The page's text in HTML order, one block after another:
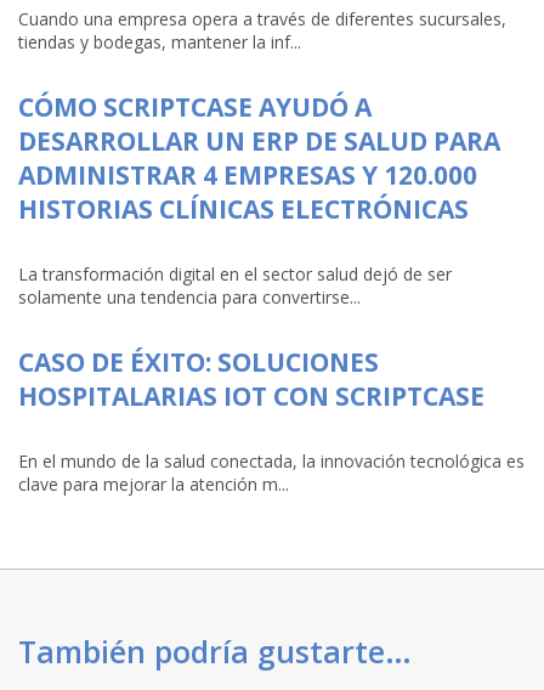
Cuando una empresa opera a través de diferentes sucursales,
tiendas y bodegas, mantener la inf...
CÓMO SCRIPTCASE AYUDÓ A
DESARROLLAR UN ERP DE SALUD PARA
ADMINISTRAR 4 EMPRESAS Y 120.000
HISTORIAS CLÍNICAS ELECTRÓNICAS
La transformación digital en el sector salud dejó de ser
solamente una tendencia para convertirse...
CASO DE ÉXITO: SOLUCIONES
HOSPITALARIAS IOT CON SCRIPTCASE
En el mundo de la salud conectada, la innovación tecnológica es
clave para mejorar la atención m...
También podría gustarte…